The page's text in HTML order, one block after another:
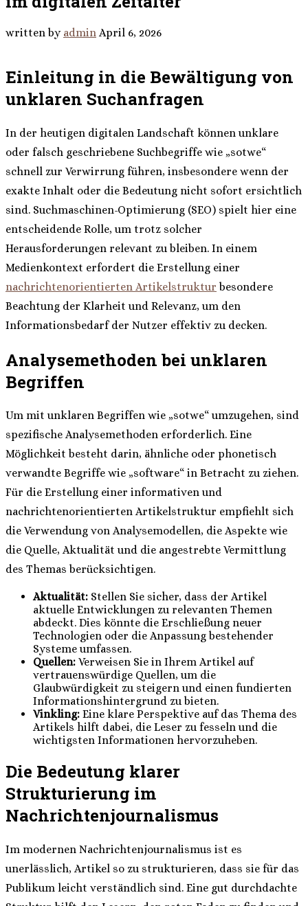
written by admin April 6, 2026
Einleitung in die Bewältigung von
unklaren Suchanfragen
In der heutigen digitalen Landschaft können unklare
oder falsch geschriebene Suchbegriffe wie „sotwe“
schnell zur Verwirrung führen, insbesondere wenn der
exakte Inhalt oder die Bedeutung nicht sofort ersichtlich
sind. Suchmaschinen-Optimierung (SEO) spielt hier eine
entscheidende Rolle, um trotz solcher
Herausforderungen relevant zu bleiben. In einem
Medienkontext erfordert die Erstellung einer
nachrichtenorientierten Artikelstruktur besondere
Beachtung der Klarheit und Relevanz, um den
Informationsbedarf der Nutzer effektiv zu decken.
Analysemethoden bei unklaren
Begriffen
Um mit unklaren Begriffen wie „sotwe“ umzugehen, sind
spezifische Analysemethoden erforderlich. Eine
Möglichkeit besteht darin, ähnliche oder phonetisch
verwandte Begriffe wie „software“ in Betracht zu ziehen.
Für die Erstellung einer informativen und
nachrichtenorientierten Artikelstruktur empfiehlt sich
die Verwendung von Analysemodellen, die Aspekte wie
die Quelle, Aktualität und die angestrebte Vermittlung
des Themas berücksichtigen.
Aktualität: Stellen Sie sicher, dass der Artikel
aktuelle Entwicklungen zu relevanten Themen
abdeckt. Dies könnte die Erschließung neuer
Technologien oder die Anpassung bestehender
Systeme umfassen.
Quellen: Verweisen Sie in Ihrem Artikel auf
vertrauenswürdige Quellen, um die
Glaubwürdigkeit zu steigern und einen fundierten
Informationshintergrund zu bieten.
Vinkling: Eine klare Perspektive auf das Thema des
Artikels hilft dabei, die Leser zu fesseln und die
wichtigsten Informationen hervorzuheben.
Die Bedeutung klarer
Strukturierung im
Nachrichtenjournalismus
Im modernen Nachrichtenjournalismus ist es
unerlässlich, Artikel so zu strukturieren, dass sie für das
Publikum leicht verständlich sind. Eine gut durchdachte